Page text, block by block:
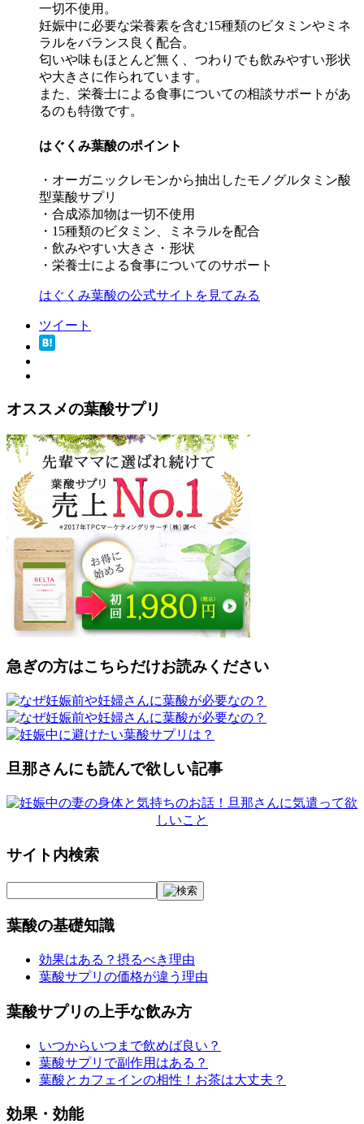
一切不使用。
妊娠中に必要な栄養素を含む15種類のビタミンやミネ
ラルをバランス良く配合。
匂いや味もほとんど無く、つわりでも飲みやすい形状
や大きさに作られています。
また、栄養士による食事についての相談サポートがあ
るのも特徴です。
はぐくみ葉酸のポイント
・オーガニックレモンから抽出したモノグルタミン酸
型葉酸サプリ
・合成添加物は一切不使用
・15種類のビタミン、ミネラルを配合
・飲みやすい大きさ・形状
・栄養士による食事についてのサポート
はぐくみ葉酸の公式サイトを見てみる
ツイート
オススメの葉酸サプリ
急ぎの方はこちらだけお読みください
旦那さんにも読んで欲しい記事
サイト内検索
葉酸の基礎知識
効果はある？摂るべき理由
葉酸サプリの価格が違う理由
葉酸サプリの上手な飲み方
いつからいつまで飲めば良い？
葉酸サプリで副作用はある？
葉酸とカフェインの相性！お茶は大丈夫？
効果・効能